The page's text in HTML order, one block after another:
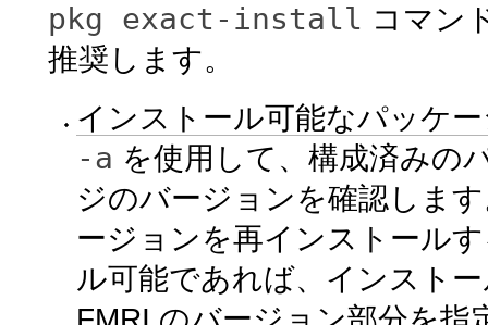
pkg exact-install コマン
推奨します。
インストール可能なパッケ
-a を使用して、構成済みの
ジのバージョンを確認しま
ージョンを再インストール
ル可能であれば、インスト